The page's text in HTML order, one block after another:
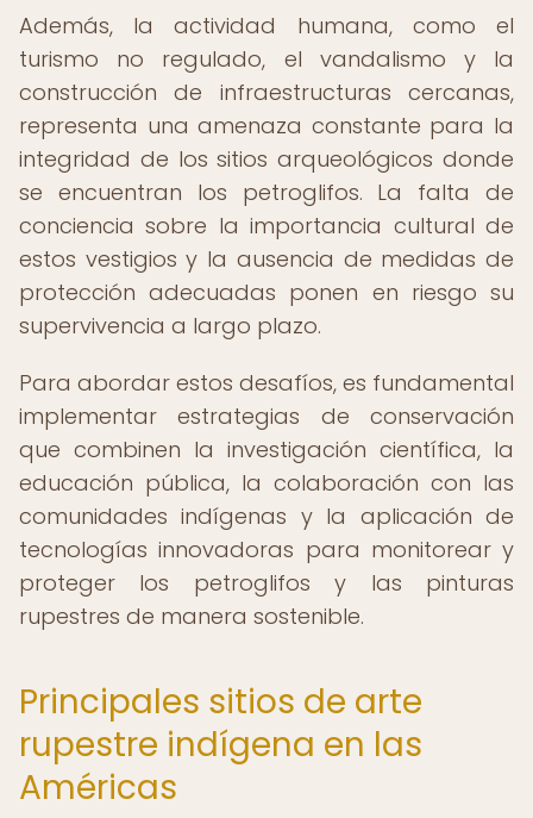
Además, la actividad humana, como el
turismo no regulado, el vandalismo y la
construcción de infraestructuras cercanas,
representa una amenaza constante para la
integridad de los sitios arqueológicos donde
se encuentran los petroglifos. La falta de
conciencia sobre la importancia cultural de
estos vestigios y la ausencia de medidas de
protección adecuadas ponen en riesgo su
supervivencia a largo plazo.
Para abordar estos desafíos, es fundamental
implementar estrategias de conservación
que combinen la investigación científica, la
educación pública, la colaboración con las
comunidades indígenas y la aplicación de
tecnologías innovadoras para monitorear y
proteger los petroglifos y las pinturas
rupestres de manera sostenible.
Principales sitios de arte
rupestre indígena en las
Américas